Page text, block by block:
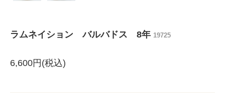
ラムネイション バルバドス 8年 19725
6,600円(税込)